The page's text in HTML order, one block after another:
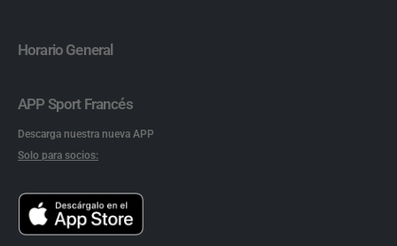
Horario General
APP Sport Francés
Descarga nuestra nueva APP
Solo para socios: